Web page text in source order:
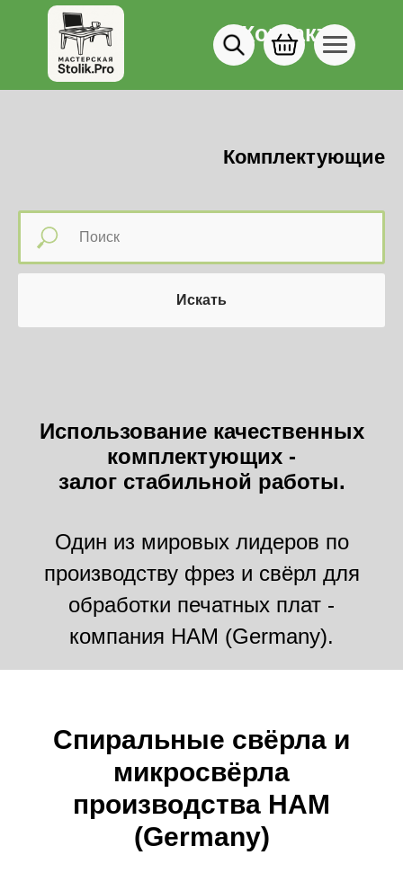
Контакты
Комплектующие
Искать
Использование качественных
комплектующих -
залог стабильной работы.
Один из мировых лидеров по
производству фрез и свёрл для
обработки печатных плат -
компания HAM (Germany).
Спиральные свёрла и
микросвёрла
производства HAM
(Germany)